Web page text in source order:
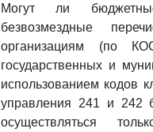
Могут ли
безвозмездные
организациям (по
государственных и
использованием кодов
управления 241 и 242
осуществляться